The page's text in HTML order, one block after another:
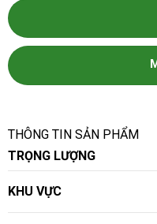
THÔNG TIN SẢN PHẨM
TRỌNG LƯỢNG
KHU VỰC